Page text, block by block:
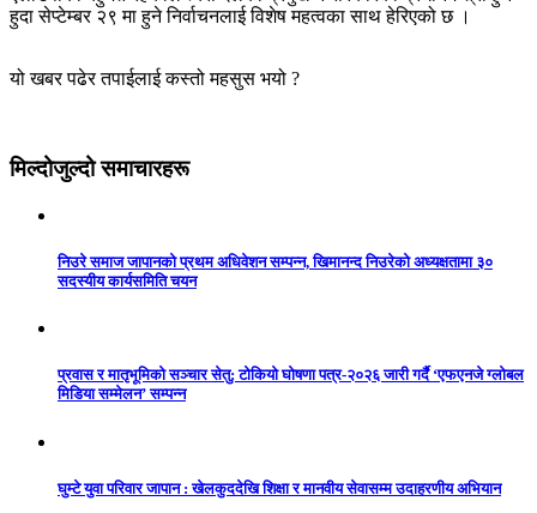
हुदा सेप्टेम्बर २९ मा हुने निर्वाचनलाई विशेष महत्वका साथ हेरिएको छ ।
यो खबर पढेर तपाईलाई कस्तो महसुस भयो ?
मिल्दोजुल्दो समाचारहरू
निउरे समाज जापानको प्रथम अधिवेशन सम्पन्न, खिमानन्द निउरेको अध्यक्षतामा ३०
सदस्यीय कार्यसमिति चयन
प्रवास र मातृभूमिको सञ्चार सेतु: टोकियो घोषणा पत्र-२०२६ जारी गर्दै ‘एफएनजे ग्लोबल
मिडिया सम्मेलन’ सम्पन्न
घुम्टे युवा परिवार जापान : खेलकुददेखि शिक्षा र मानवीय सेवासम्म उदाहरणीय अभियान